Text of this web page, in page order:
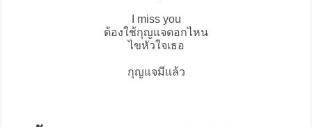
I miss you
ต้องใช้กุญแจดอกไหน
ไขหัวใจเธอ
กุญแจมีแล้ว